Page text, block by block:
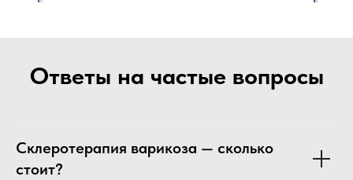
Ответы на частые вопросы
Склеротерапия варикоза — сколько
стоит?